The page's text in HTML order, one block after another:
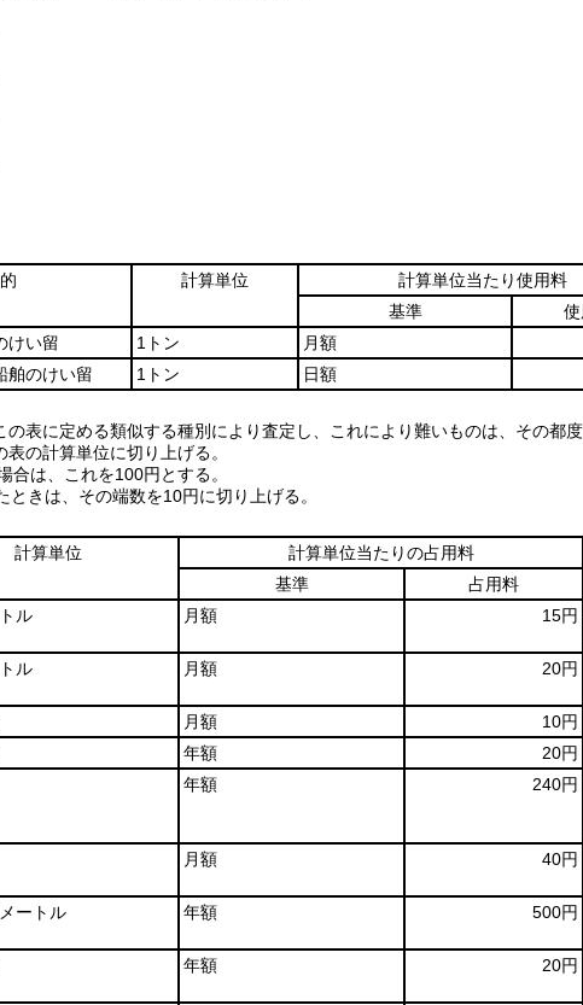
計算単位 計算単位当たり使用料
基準
けい留 1トン 月額
舶のけい留
1トン 日額
表に定める類似する種別により査定し、これにより難いものは、その都度
の計算単位に切り上げる。
は、これを100円とする。
きは、その端数を10円に切り上げる。
計算単位 計算単位当たりの占用料
基準
占用料
ル 月額 15円
ル 月額 20円
月額
10円
年額
20円
年額 240円
月額 40円
ートル 年額 500円
年額 20円